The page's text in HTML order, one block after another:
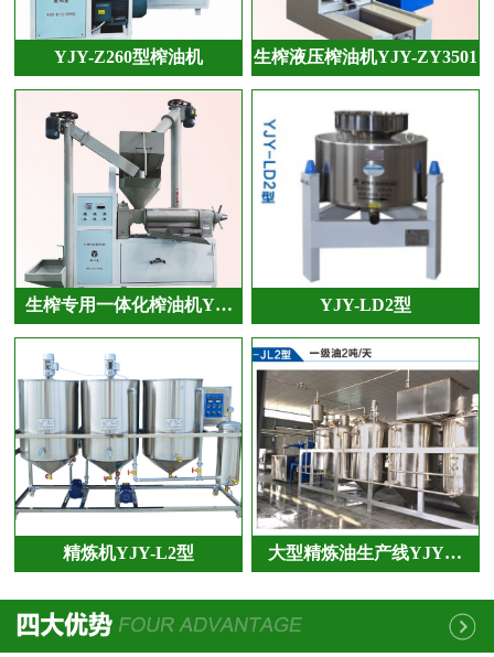
YJY-Z260型榨油机 生榨液压榨油机YJY-ZY3501
生榨专用一体化榨油机Y… YJY-LD2型
精炼机YJY-L2型 大型精炼油生产线YJY…